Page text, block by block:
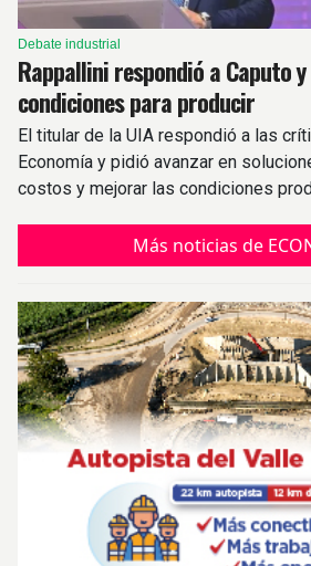
Debate industrial
Rappallini respondió a Caputo
condiciones para producir
El titular de la UIA respondió a las
Economía y pidió avanzar en
costos y mejorar las condiciones
Más noticias de